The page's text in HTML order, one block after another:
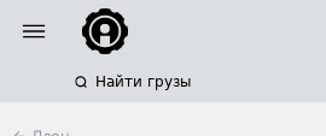
Найти грузы